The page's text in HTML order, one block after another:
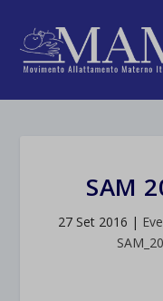
SAM
27 Set 2016 |